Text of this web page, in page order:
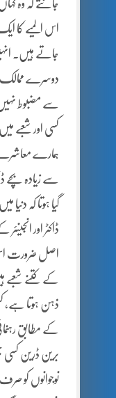
جانتے کہ وہ
اس المیے کا
جاتے ہیں۔
دوسرے ممالک
سے مضبوط
کسی اور شعبے
سے زیادہ بچے
گیا ہوتا کہ
ڈاکٹر اور
اصل ضرورت اس
کے کتنے شعبے
ذہن ہوتا ہے،
کے مطابق
برین ڈرین کسی
نوجوانوں کو